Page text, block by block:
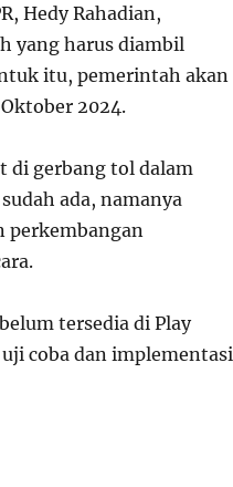
Hedy Rahadian,
yang harus diambil
itu, pemerintah akan
2024.
di gerbang tol dalam
ada, namanya
perkembangan
tersedia di Play
coba dan implementasi